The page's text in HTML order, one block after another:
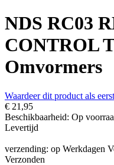
NDS RC03
CONTROL
Omvormers
Waardeer dit product als
€ 21,95
Beschikbaarheid: Op
Levertijd
verzending: op Werkdagen
Verzonden